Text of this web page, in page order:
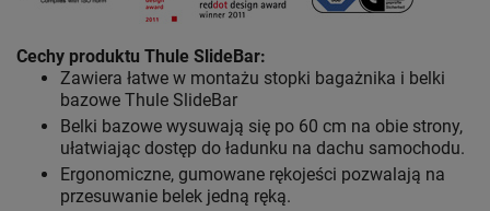
Cechy produktu Thule SlideBar:
Zawiera łatwe w montażu stopki bagażnika i belki
bazowe Thule SlideBar
Belki bazowe wysuwają się po 60 cm na obie strony,
ułatwiając dostęp do ładunku na dachu samochodu.
Ergonomiczne, gumowane rękojeści pozwalają na
przesuwanie belek jedną ręką.